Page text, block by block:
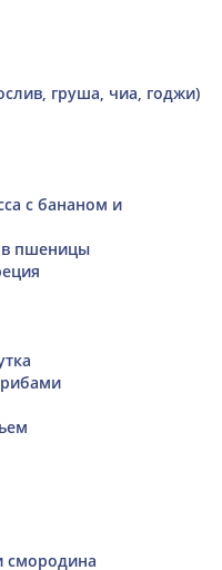
груша, чиа, годжи)
с бананом и
пшеницы
смородина